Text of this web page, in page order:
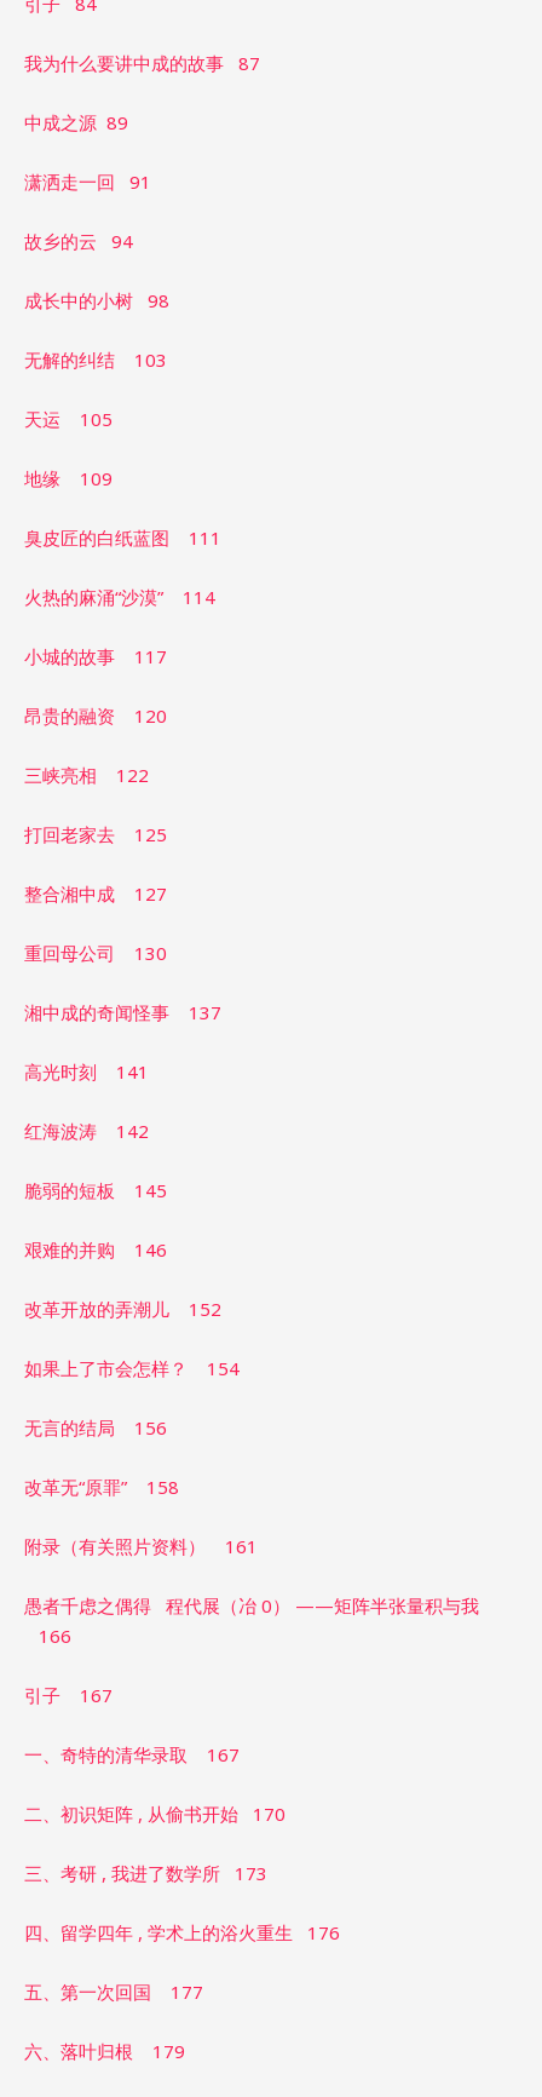
我为什么要讲中成的故事 87
中成之源 89
潇洒走一回 91
故乡的云 94
成长中的小树 98
无解的纠结 103
天运 105
地缘 109
臭皮匠的白纸蓝图 111
火热的麻涌“沙漠” 114
小城的故事 117
昂贵的融资 120
三峡亮相 122
打回老家去 125
整合湘中成 127
重回母公司 130
湘中成的奇闻怪事 137
高光时刻 141
红海波涛 142
脆弱的短板 145
艰难的并购 146
改革开放的弄潮儿 152
如果上了市会怎样？ 154
无言的结局 156
改革无“原罪” 158
附录（有关照片资料） 161
愚者千虑之偶得 程代展（冶 0） ——矩阵半张量积与我
166
引子 167
一、奇特的清华录取 167
二、初识矩阵 , 从偷书开始 170
三、考研 , 我进了数学所 173
四、留学四年 , 学术上的浴火重生 176
五、第一次回国 177
六、落叶归根 179